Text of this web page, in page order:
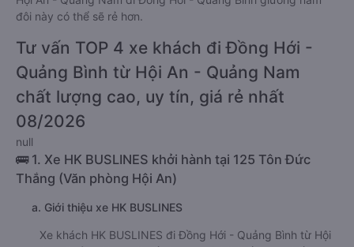
đôi này có thể sẽ rẻ hơn.
Tư vấn TOP 4 xe khách đi Đồng Hới -
Quảng Bình từ Hội An - Quảng Nam
chất lượng cao, uy tín, giá rẻ nhất
08/2026
null
🚌 1. Xe HK BUSLINES khởi hành tại 125 Tôn Đức
Thắng (Văn phòng Hội An)
a. Giới thiệu xe HK BUSLINES
Xe khách HK BUSLINES đi Đồng Hới - Quảng Bình từ Hội